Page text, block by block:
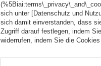
sich unter [Datenschutz und
sich damit einverstanden, dass
Zugriff darauf festlegen, indem
widerrufen, indem Sie die